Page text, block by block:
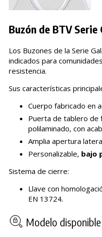
Buzón de BTV Serie
Los Buzones de la Serie
indicados para
resistencia.
Sus características
Cuerpo fabricado en
Puerta de tablero de
polilaminado, con
Amplia apertura
Personalizable, bajo
Sistema de cierre:
Llave con
EN 13724.
Modelo disponible